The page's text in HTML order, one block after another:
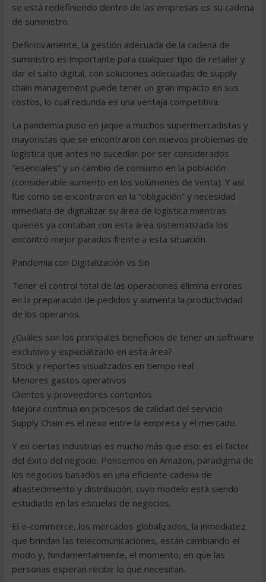
se está redefiniendo dentro de las empresas es su cadena
de suministro.
Definitivamente, la gestión adecuada de la cadena de
suministro es importante para cualquier tipo de retailer y
dar el salto digital, con soluciones adecuadas de supply
chain management puede tener un gran impacto en sus
costos, lo cual redunda es una ventaja competitiva.
La pandemia puso en jaque a muchos supermercadistas y
mayoristas que se encontraron con nuevos problemas de
logística que antes no sucedían por ser considerados
“esenciales” y un cambio de consumo en la población
(considerable aumento en los volúmenes de venta). Y así
fue como se encontraron en la “obligación” y necesidad
inmediata de digitalizar su área de logística mientras
quienes ya contaban con esta área sistematizada los
encontró mejor parados frente a esta situación.
Pandemia con Digitalización vs Sin
Tener el control total de las operaciones elimina errores
en la preparación de pedidos y aumenta la productividad
de los operarios.
¿Cuáles son los principales beneficios de tener un software
exclusivo y especializado en esta área?
Stock y reportes visualizados en tiempo real
Menores gastos operativos
Clientes y proveedores contentos
Mejora continua en procesos de calidad del servicio
Supply Chain es el nexo entre la empresa y el mercado.
Y en ciertas industrias es mucho más que eso: es el factor
del éxito del negocio. Pensemos en Amazon, paradigma de
los negocios basados en una eficiente cadena de
abastecimiento y distribución, cuyo modelo está siendo
estudiado en las escuelas de negocios.
El e-commerce, los mercados globalizados, la inmediatez
que brindan las telecomunicaciones, están cambiando el
modo y, fundamentalmente, el momento, en que las
personas esperan recibir lo que necesitan.